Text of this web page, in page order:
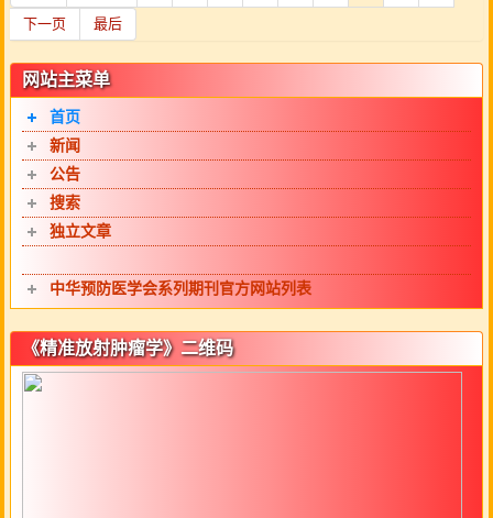
下一页
最后
网站主菜单
首页
新闻
公告
搜索
独立文章
中华预防医学会系列期刊官方网站列表
《精准放射肿瘤学》二维码